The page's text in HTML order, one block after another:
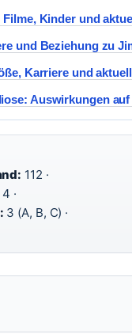
Kinder und
und Beziehung zu
Karriere und
Auswirkungen
112 ·
4 ·
3 (A, B, C) ·